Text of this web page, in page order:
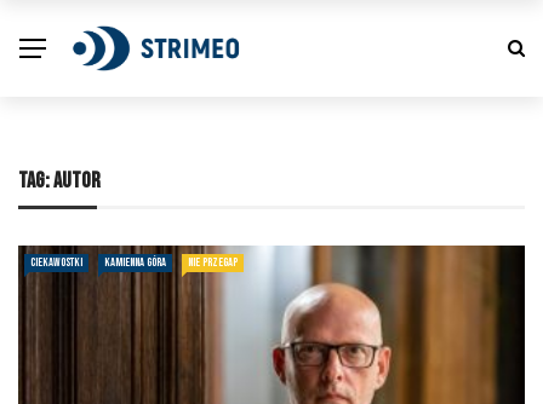
TAG:AUTOR
CIEKAWOSTKI KAMIENNA GÓRA NIE PRZEGAP